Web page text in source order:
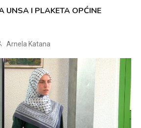
UNSA I PLAKETA OPĆINE
Arnela Katana